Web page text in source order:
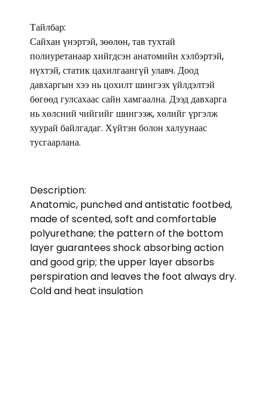
Тайлбар:
Сайхан үнэртэй, зөөлөн, тав тухтай
полиуретанаар хийгдсэн анатомийн хэлбэртэй,
нүхтэй, статик цахилгаангүй улавч. Доод
давхаргын хээ нь цохилт шингээх үйлдэлтэй
бөгөөд гулсахаас сайн хамгаална. Дээд давхарга
нь хөлсний чийгийг шингээж, хөлийг үргэлж
хуурай байлгадаг. Хүйтэн болон халуунаас
тусгаарлана.
Description:
Anatomic, punched and antistatic footbed,
made of scented, soft and comfortable
polyurethane; the pattern of the bottom
layer guarantees shock absorbing action
and good grip; the upper layer absorbs
perspiration and leaves the foot always dry.
Cold and heat insulation